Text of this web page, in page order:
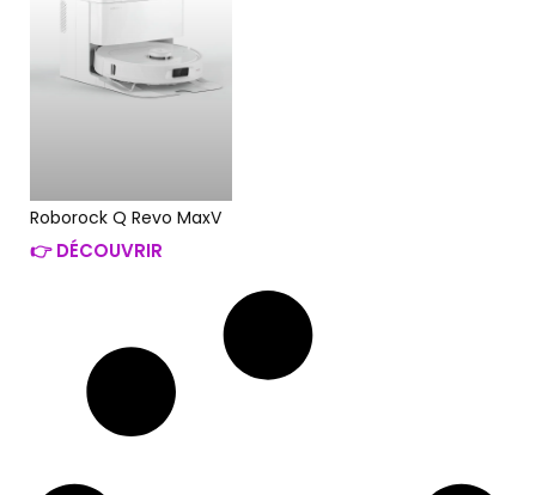
Roborock Q Revo MaxV
👉 DÉCOUVRIR